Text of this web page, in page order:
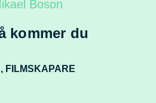
kommer du
FILMSKAPARE